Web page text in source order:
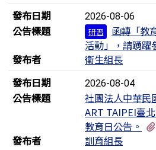
發布日期
2026-08-06
公告標題 研習
函轉「教
活動」，請踴躍
發布者
衛生組長
發布日期
2026-08-04
公告標題
社團法人中華民
ART TAIPEI臺
教育日公告。
發布者
訓育組長